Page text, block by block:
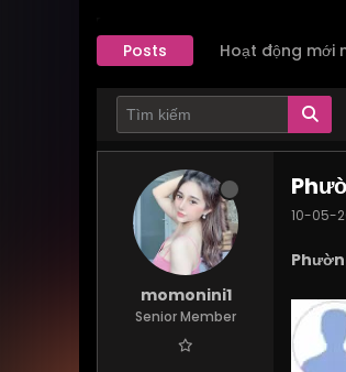
Posts Hoạt động mới
momonini1
Senior Member
10-05-